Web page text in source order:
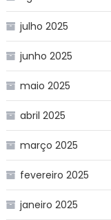
julho 2025
junho 2025
maio 2025
abril 2025
março 2025
fevereiro 2025
janeiro 2025